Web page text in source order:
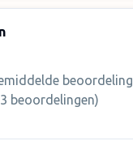
beoordeling
beoordelingen)